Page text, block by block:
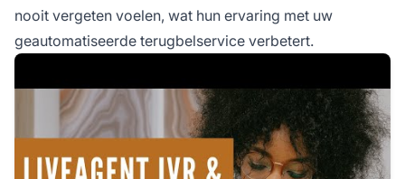
nooit vergeten voelen, wat hun ervaring met uw
geautomatiseerde terugbelservice verbetert.